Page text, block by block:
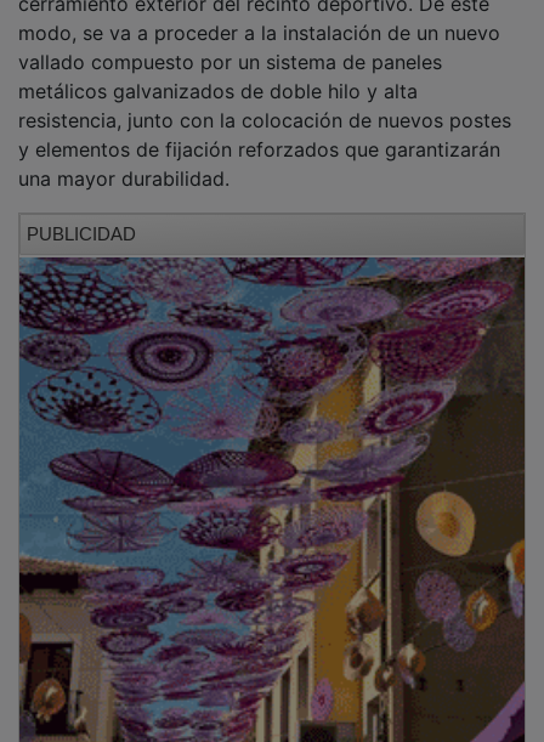
modo, se va a proceder a la instalación de un nuevo
vallado compuesto por un sistema de paneles
metálicos galvanizados de doble hilo y alta
resistencia, junto con la colocación de nuevos postes
y elementos de fijación reforzados que garantizarán
una mayor durabilidad.